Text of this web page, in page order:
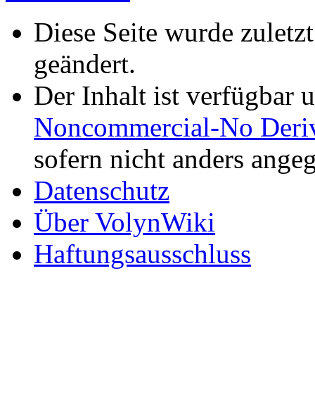
Diese Seite wurde
geändert.
Der Inhalt ist verfügbar
Noncommercial-No
sofern nicht anders
Datenschutz
Über VolynWiki
Haftungsausschluss